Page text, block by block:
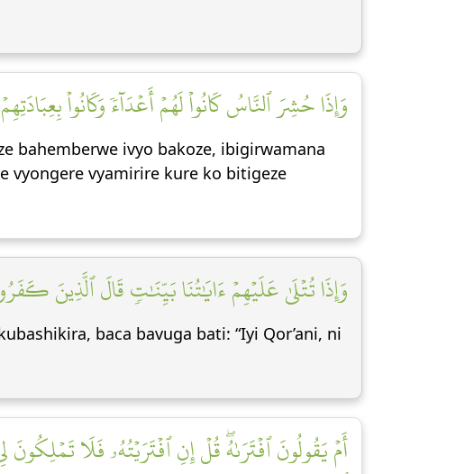
وَإِذَا حُشِرَ ٱلنَّاسُ كَانُواْ لَهُمۡ أَعۡدَآءٗ وَكَانُواْ
bahemberwe ivyo bakoze, ibigirwamana
vyongere vyamirire kure ko bitigeze
وَإِذَا تُتۡلَىٰ عَلَيۡهِمۡ ءَايَٰتُنَا بَيِّنَٰتٖ قَالَ ٱلَّذِينَ
baca bavuga bati: “Iyi Qor’ani, ni
أَمۡ يَقُولُونَ ٱفۡتَرَىٰهُۖ قُلۡ إِنِ ٱفۡتَرَيۡتُهُۥ فَلَا